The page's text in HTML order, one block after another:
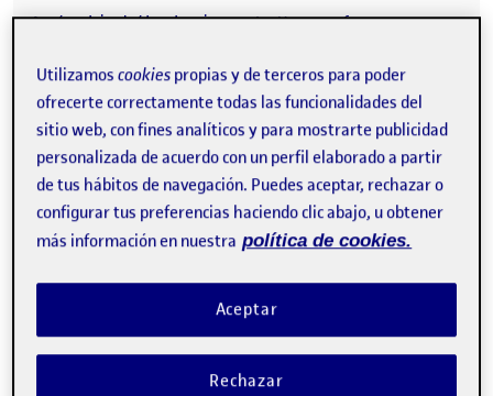
Aquí os dejo el vídeo de mi proyecto. Un «semaforo» que
También lleva un piezoeléctrico para realizar sonido según la
frecuencia que reciba. Entrega de la actividad PEC2 …
Publicado porPec 2 Primer proyecto arduino
Publicado por
Carlos Jiménez Barrio
Visibilidad:
Pública -Fecha de publicación
10 Abr 2024-comentarioen Pec 2 Primer proyecto arduino
como base, estoy creando un instrumento que responde a la
proximidad física para generar música. Gracias al uso de un
sensor capacitivo, este instrumento permite a los usuarios
interactuar con el sonido de una manera completamente nueva.
Utilizamoscookies propias y de terceros para poder
ofrecerte correctamente todas las funcionalidades del
sitio web, con fines analíticos y para mostrarte publicidad
personalizada de acuerdo con un perfil elaborado a partir
de tus hábitos de navegación. Puedes aceptar, rechazar o
configurar tus preferencias haciendo clic abajo, u obtener
más información en nuestra política de cookies.
Rechazar
Aceptar